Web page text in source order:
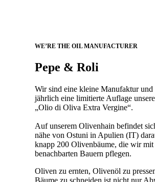
WE’RE THE OIL MANUFACTURER
Pepe & Roli
Wir sind eine kleine Manufaktur und
jährlich eine limitierte Auflage
„Olio di Oliva Extra Vergine“.
Auf unserem Olivenhain befindet
nähe von Ostuni in Apulien (IT)
knapp 200 Olivenbäume, die wir
benachbarten Bauern pflegen.
Oliven zu ernten, Olivenöl zu
Bäume zu schneiden ist nicht nur